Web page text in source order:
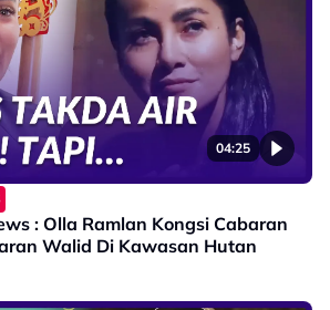
04:25
: Olla Ramlan Kongsi Cabaran
Walid Di Kawasan Hutan